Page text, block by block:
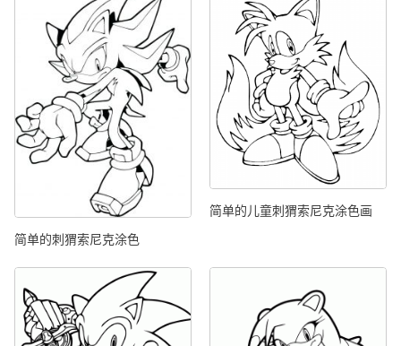
简单的刺猬索尼克涂色
简单的儿童刺猬索尼克涂色画